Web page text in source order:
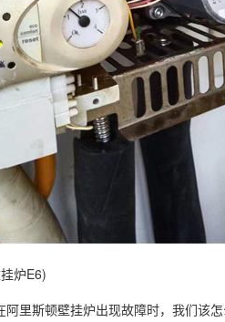
炉E6)
斯顿壁挂炉出现故障时，我们该